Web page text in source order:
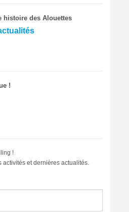
histoire des Alouettes
!
!
activités et dernières actualités.